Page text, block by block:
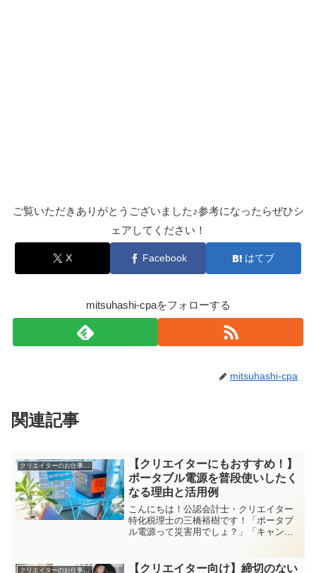
ご覧いただきありがとうございました♪参考になったらぜひシ
ェアしてください！
X Facebook はてブ
mitsuhashi-cpaをフォローする
mitsuhashi-cpa
関連記事
【クリエイターにもおすすめ！】
ポータブル電源を普段使いしたく
なる理由と活用例
こんにちは！公認会計士・クリエイター
特化税理士の三橋裕樹です！「ポータブ
ル電源って災害用でしょ？」「キャンプ
るクリエイターさん、意外と多いかもし
クリエイターのお仕事全般 【クリエイター向け】締切のない